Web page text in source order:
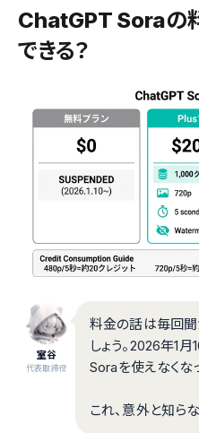
ChatGPT Soraの
できる？
室谷
代表取締役
料金の話は毎回聞
しょう。2026年1
Soraを使えなくな
これ、意外と知ら